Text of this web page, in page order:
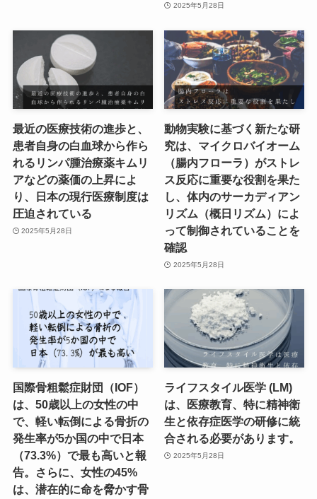
2025年5月28日
最近の医療技術の進歩と、
患者自身の白血球から作ら
れるリンパ腫治療薬キムリ
アなどの薬価の上昇によ
り、日本の現行医療制度は
圧迫されている
2025年5月28日
動物実験に基づく新たな研
究は、マイクロバイオーム
（腸内フローラ）がストレ
ス反応に重要な役割を果た
し、体内のサーカディアン
リズム（概日リズム）によ
って制御されていることを
確認
2025年5月28日
国際骨粗鬆症財団（IOF）
は、50歳以上の女性の中
で、軽い転倒による骨折の
発生率が5か国の中で日本
（73.3%）で最も高いと報
告。さらに、女性の45%
は、潜在的に命を脅かす骨
ライフスタイル医学 (LM)
は、医療教育、特に精神衛
生と依存症医学の研修に統
合される必要があります。
2025年5月28日